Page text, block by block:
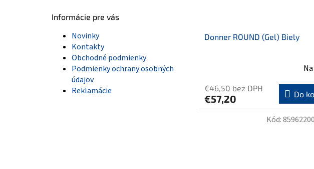
Informácie pre vás
Novinky
Kontakty
Obchodné podmienky
Podmienky ochrany osobných
údajov
Reklamácie
Donner ROUND (Gel) Biely
€46,50 bez DPH
€57,20 Do
Kód: